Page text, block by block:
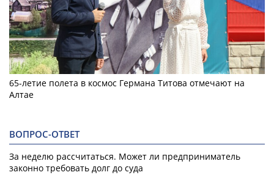
65-летие полета в космос Германа Титова отмечают на
Алтае
ВОПРОС-ОТВЕТ
За неделю рассчитаться. Может ли предприниматель
законно требовать долг до суда